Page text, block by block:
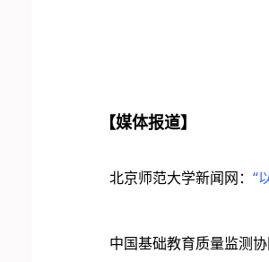
【媒体报道】
北京师范大学新闻网： “
中国基础教育质量监测协